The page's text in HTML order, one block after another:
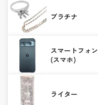
プラチナ
スマートフォン
(スマホ)
ライター